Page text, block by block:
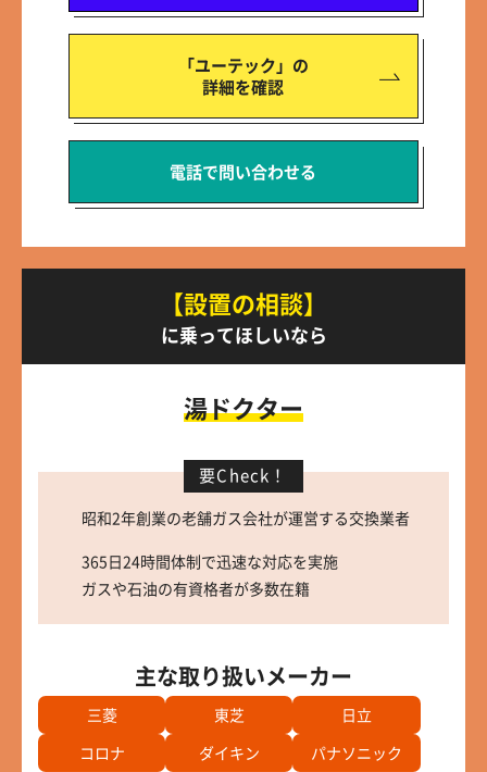
「ユーテック」の
詳細を確認
電話で問い合わせる
【設置の相談】
に乗ってほしいなら
湯ドクター
要Check！
昭和2年創業の老舗ガス会社が運営する交換業者
365日24時間体制で迅速な対応を実施
ガスや石油の有資格者が多数在籍
主な取り扱いメーカー
三菱 東芝
日立
コロナ
ダイキン パナソニック